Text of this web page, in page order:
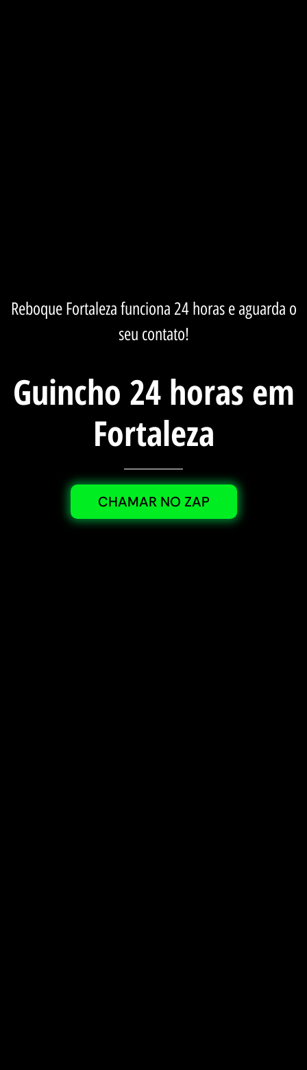
Reboque Fortaleza funciona 24 horas e aguarda o
seu contato!
Guincho 24 horas em
Fortaleza
CHAMAR NO ZAP